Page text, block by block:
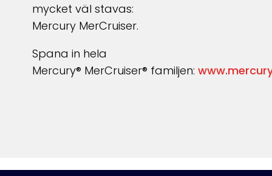
mycket väl stavas:
Mercury MerCruiser.
Spana in hela
Mercury® MerCruiser® familjen: